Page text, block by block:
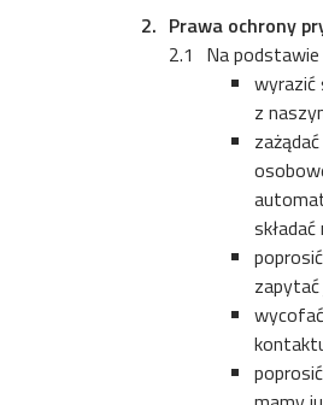
Prawa ochrony
Na
wyrazić
z